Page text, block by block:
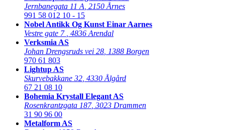
Jernbanegata 11 A 2150 Årnes
991 58 012 10 - 15
Nobel Antikk Og Kunst Einar Aarnes
Vestre gate 7
4836 Arendal
Verksmia AS
Johan Drengsruds vei 28 1388 Borgen
970 61 803
Lightup AS
Skurvebakkane 32 4330 Ålgård
67 21 08 10
Bohemia Krystall Elegant AS
Rosenkrantzgata 187, 3023 Drammen
31 90 96 00
Metalform AS